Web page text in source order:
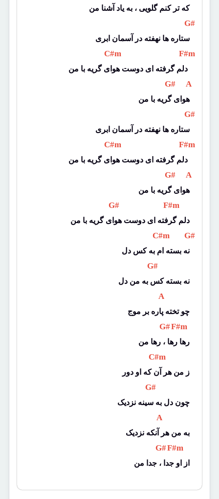
که تر کنم گلویی ، به یاد آشنا من
G#
ستاره ها نهفته در آسمان ابری
C#m F#m
دلم گرفته ای دوست هوای گریه با من
G# A
هوای گریه با من
G#
ستاره ها نهفته در آسمان ابری
C#m F#m
دلم گرفته ای دوست هوای گریه با من
G# A
هوای گریه با من
G# F#m
دلم گرفته ای دوست هوای گریه با من
C#m G#
نه بسته ام به کس دل
G#
نه بسته کس به من دل
A
چو تخته پاره بر موج
G# F#m
رها رها ، رها من
C#m
ز من هر آن که او دور
G#
چون دل به سینه نزدیک
A
به من هر آنکه نزدیک
G# F#m
از او جدا ، جدا من